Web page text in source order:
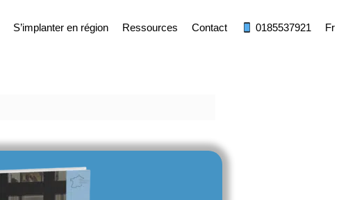
S’implanter en région Ressources Contact 0185537921 Fr